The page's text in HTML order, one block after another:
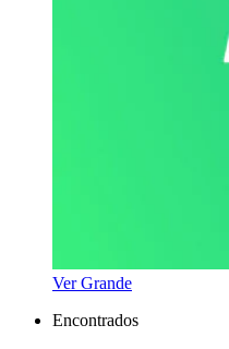
Ver Grande
Encontrados